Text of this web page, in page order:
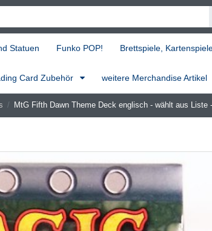
Statuen Funko POP! Brettspiele,
Card Zubehör weitere Merchandise Artikel
MtG Fifth Dawn Theme Deck englisch - wählt aus Liste -